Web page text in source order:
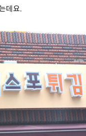
데요.